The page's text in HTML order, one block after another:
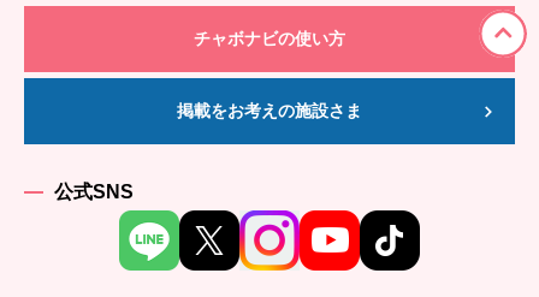
チャボナビの使い方
掲載をお考えの施設さま
公式SNS